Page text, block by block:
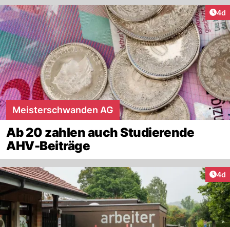
4d
Meisterschwanden AG
Ab 20 zahlen auch Studierende
AHV-Beiträge
4d